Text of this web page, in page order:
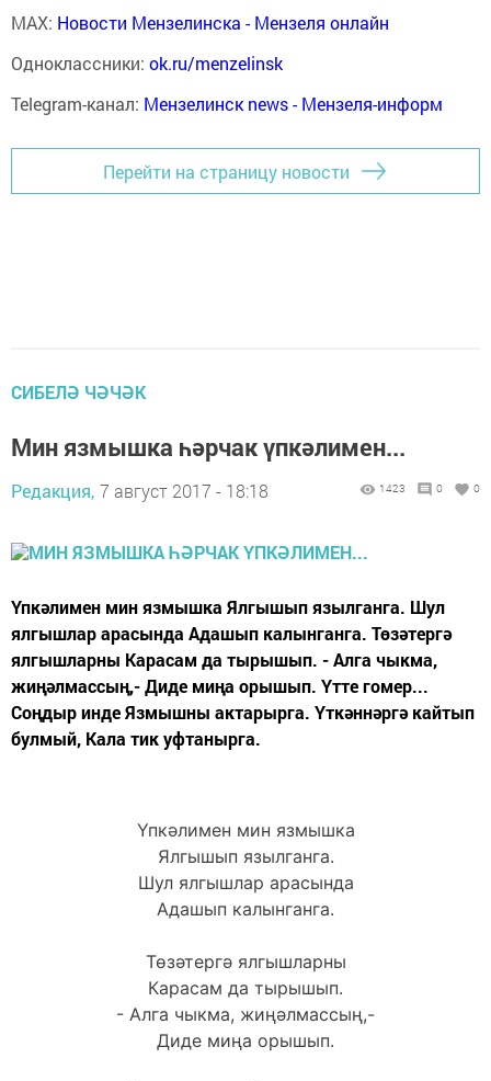
MAX: Новости Мензелинска - Мензеля онлайн
Одноклассники: ok.ru/menzelinsk
Telegram-канал: Мензелинск news - Мензеля-информ
Перейти на страницу новости
СИБЕЛӘ ЧӘЧӘК
Мин язмышка һәрчак үпкәлимен...
Редакция, 7 август 2017 - 18:18 1423 0 0
Үпкәлимен мин язмышка Ялгышып язылганга. Шул
ялгышлар арасында Адашып калынганга. Төзәтергә
ялгышларны Карасам да тырышып. - Алга чыкма,
жиңәлмассың,- Диде миңа орышып. Үтте гомер...
Соңдыр инде Язмышны актарырга. Үткәннәргә кайтып
булмый, Кала тик уфтанырга.
Үпкәлимен мин язмышка
Ялгышып язылганга.
Шул ялгышлар арасында
Адашып калынганга.
Төзәтергә ялгышларны
Карасам да тырышып.
- Алга чыкма, жиңәлмассың,-
Диде миңа орышып.